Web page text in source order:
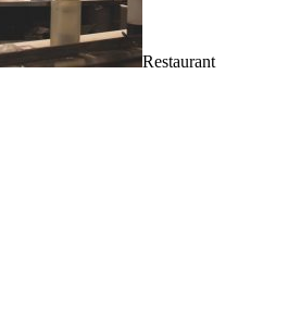
Restaurant